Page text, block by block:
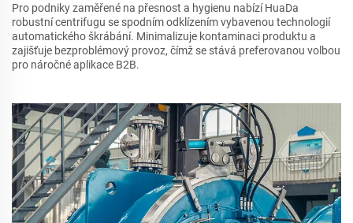
Pro podniky zaměřené na přesnost a hygienu nabízí HuaDa
robustní centrifugu se spodním odklízením vybavenou technologií
automatického škrábání. Minimalizuje kontaminaci produktu a
zajišťuje bezproblémový provoz, čímž se stává preferovanou volbou
pro náročné aplikace B2B.